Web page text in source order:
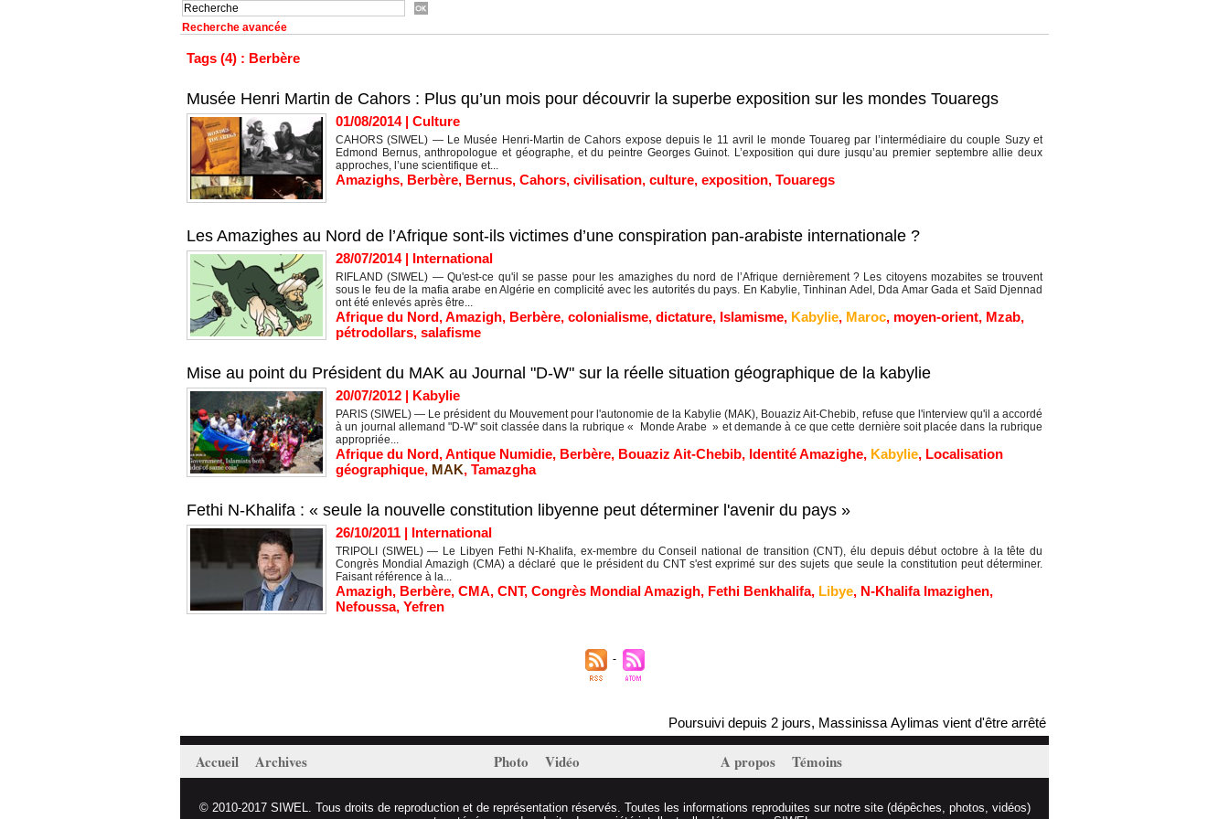
Recherche avancée
Tags (4) : Berbère
Musée Henri Martin de Cahors : Plus qu’un mois pour découvrir la superbe exposition sur les mondes Touaregs
01/08/2014| Culture
CAHORS (SIWEL) — Le Musée Henri-Martin de Cahors expose depuis le 11 avril le monde Touareg par l’intermédiaire du couple Suzy et
Edmond Bernus, anthropologue et géographe, et du peintre Georges Guinot. L’exposition qui dure jusqu’au premier septembre allie deux
approches, l’une scientifique et...
Amazighs, Berbère, Bernus, Cahors, civilisation, culture, exposition, Touaregs
Les Amazighes au Nord de l’Afrique sont-ils victimes d’une conspiration pan-arabiste internationale ?
28/07/2014| International
RIFLAND (SIWEL) — Qu'est-ce qu'il se passe pour les amazighes du nord de l’Afrique dernièrement ? Les citoyens mozabites se trouvent
sous le feu de la mafia arabe en Algérie en complicité avec les autorités du pays. En Kabylie, Tinhinan Adel, Dda Amar Gada et Saïd Djennad
ont été enlevés après être...
Afrique du Nord,Amazigh, Berbère, colonialisme, dictature, Islamisme, Kabylie, Maroc, moyen-orient, Mzab,
pétrodollars, salafisme
Mise au point du Président du MAK au Journal "D-W" sur la réelle situation géographique de la kabylie
20/07/2012 | Kabylie
PARIS (SIWEL) — Le président du Mouvement pour l'autonomie de la Kabylie (MAK), Bouaziz Ait-Chebib, refuse que l'interview qu'il a accordé
à un journal allemand "D-W" soit classée dans la rubrique « Monde Arabe » et demande à ce que cette dernière soit placée dans la rubrique
appropriée...
Afrique du Nord,Antique Numidie, Berbère, Bouaziz Ait-Chebib, Identité Amazighe, Kabylie, Localisation
géographique, MAK, Tamazgha
Fethi N-Khalifa : « seule la nouvelle constitution libyenne peut déterminer l'avenir du pays »
26/10/2011 | International
TRIPOLI (SIWEL) — Le Libyen Fethi N-Khalifa, ex-membre du Conseil national de transition (CNT), élu depuis début octobre à la tête du
Congrès Mondial Amazigh (CMA) a déclaré que le président du CNT s'est exprimé sur des sujets que seule la constitution peut déterminer.
Faisant référence à la...
Amazigh, Berbère, CMA, CNT, Congrès Mondial Amazigh, Fethi Benkhalifa, Libye, N-Khalifa Imazighen,
Nefoussa, Yefren
Poursuivi depuis 2 jours, Massinissa Aylimas vient d'être arrêté par les autorités coloniales (mis
Accueil Archives Photo Vidéo A propos Témoins
© 2010-2017 SIWEL. Tous droits de reproduction et de représentation réservés. Toutes les informations reproduites sur notre site (dépêches, photos, vidéos)